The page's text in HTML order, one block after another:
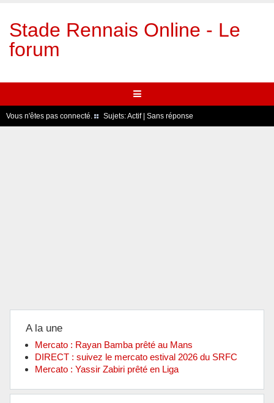
Stade Rennais Online - Le
forum
Vous n'êtes pas connecté. Sujets:Actif| Sans réponse
A la une
Mercato : Rayan Bamba prêté au Mans
DIRECT : suivez le mercato estival 2026 du SRFC
Mercato : Yassir Zabiri prêté en Liga